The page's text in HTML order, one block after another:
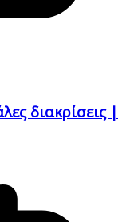
διακρίσεις |